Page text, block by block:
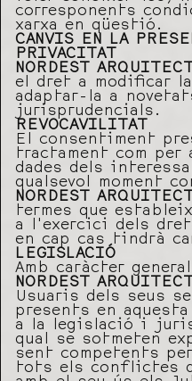
corresponents
xarxa en qüestió.
CANVIS EN LA
PRIVACITAT
NORDEST
el dret a modificar
adaptar-la a
jurisprudencials.
REVOCAVILITAT
El consentiment
tractament com per
dades dels
qualsevol moment
NORDEST
termes que
a l’exercici dels
en cap cas tindrà
LEGISLACIÓ
Amb caràcter
NORDEST
Usuaris dels seus
presents en
a la legislació i
qual se sotmeten
sent competents
tots els conflictes